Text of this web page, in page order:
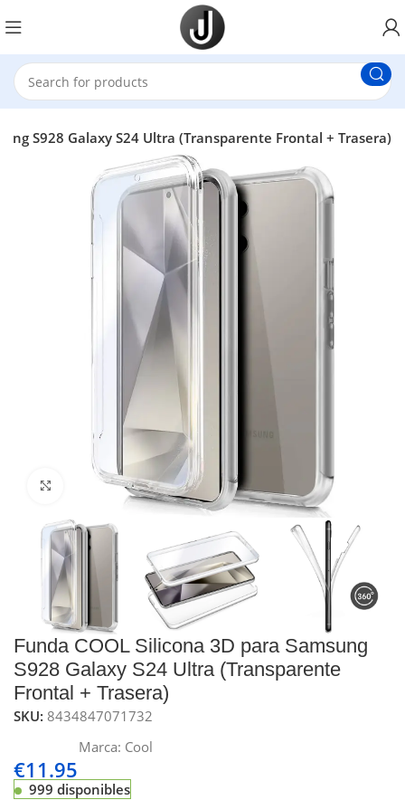
S928 Galaxy S24 Ultra (Transparente Frontal + Trasera)
Click to enlarge
Funda COOL Silicona 3D para Samsung
S928 Galaxy S24 Ultra (Transparente
Frontal + Trasera)
SKU:8434847071732
Marca: Cool
€11.95
999 disponibles